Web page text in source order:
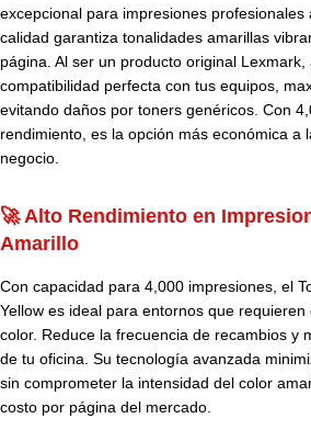
excepcional para impresiones profesionales
calidad garantiza tonalidades amarillas
página. Al ser un producto original Lexmark,
compatibilidad perfecta con tus equipos,
evitando daños por toners genéricos. Con
rendimiento, es la opción más económica a
negocio.
🚀 Alto Rendimiento en
Amarillo
Con capacidad para 4,000 impresiones, el
Yellow es ideal para entornos que
color. Reduce la frecuencia de recambios y
de tu oficina. Su tecnología avanzada
sin comprometer la intensidad del color
costo por página del mercado.